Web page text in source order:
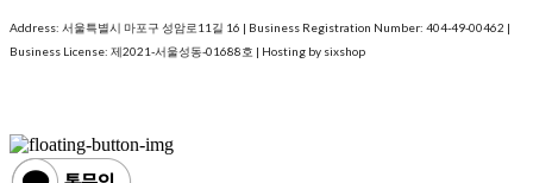
Address: 서울특별시 마포구 성암로11길 16 | Business Registration Number: 404-49-00462 |
Business License: 제2021-서울성동-01688호 | Hosting by sixshop